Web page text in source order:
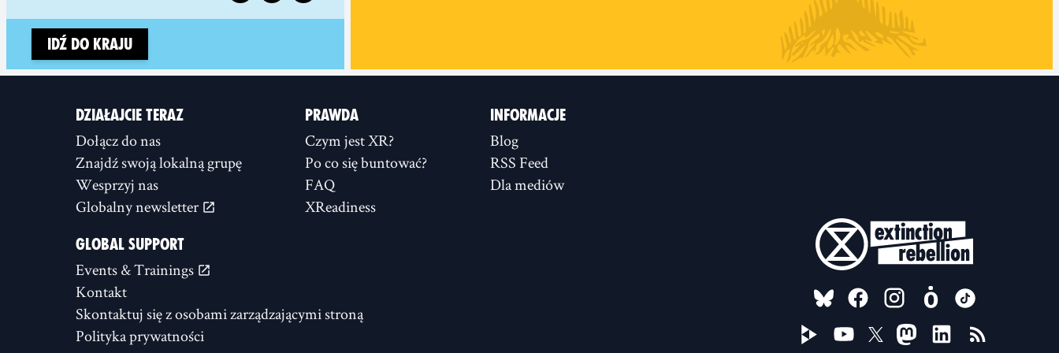
Idź do kraju
DZIAŁAJCIE TERAZ
Dołącz do nas
Znajdź swoją lokalną grupę
Wesprzyj nas
Globalny newsletter
PRAWDA
Czym jest XR?
Po co się buntować?
FAQ
XReadiness
INFORMACJE
Blog
RSS Feed
Dla mediów
GLOBAL SUPPORT
Events & Trainings
Kontakt
Skontaktuj się z osobami zarządzającymi stroną
Polityka prywatności
FOLLOW US ON